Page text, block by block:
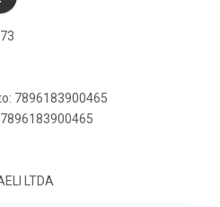
7896183900465
LTDA